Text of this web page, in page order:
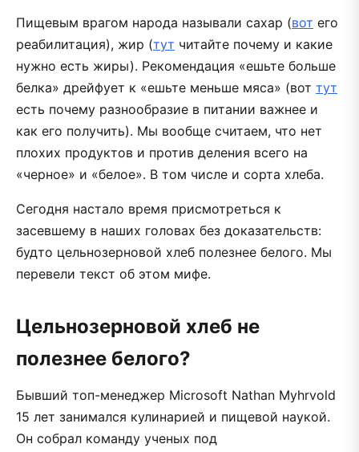
Пищевым врагом народа называли сахар (вот его
реабилитация), жир (тут читайте почему и какие
нужно есть жиры). Рекомендация «ешьте больше
белка» дрейфует к «ешьте меньше мяса» (вот тут
есть почему разнообразие в питании важнее и
как его получить). Мы вообще считаем, что нет
плохих продуктов и против деления всего на
«черное» и «белое». В том числе и сорта хлеба.
Сегодня настало время присмотреться к
засевшему в наших головах без доказательств:
будто цельнозерновой хлеб полезнее белого. Мы
перевели текст об этом мифе.
Цельнозерновой хлеб не
полезнее белого?
Бывший топ-менеджер Microsoft Nathan Myhrvold
15 лет занимался кулинарией и пищевой наукой.
Он собрал команду ученых под